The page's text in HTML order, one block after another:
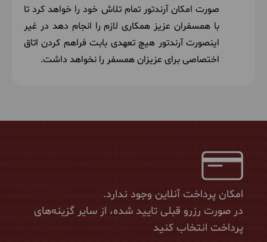
صورت امکان آرندتور تمام تلاش خود را خواهد کرد تا
با همسفران عزیز همکاری لازم را انجام دهد در غیر
اینصورت آرندتور هیچ تعهدی بابت فراهم کردن اتاق
اختصاصی برای عزیزان همسفر را نخواهد داشت.
امکان پرداخت آنلاین وجود ندارد.
در صورت رزرو قبلی تایید شده، از سایر گزینه‌های
پرداخت انتخاب کنید